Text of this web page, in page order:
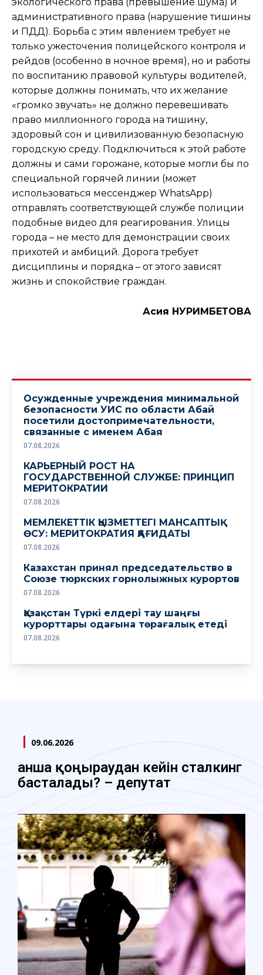
административного права (нарушение тишины
и ПДД). Борьба с этим явлением требует не
только ужесточения полицейского контроля и
рейдов (особенно в ночное время), но и работы
по воспитанию правовой культуры водителей,
которые должны понимать, что их желание
«громко звучать» не должно перевешивать
право миллионного города на тишину,
здоровый сон и цивилизованную безопасную
городскую среду. Подключиться к этой работе
должны и сами горожане, которые могли бы по
специальной горячей линии (может
использоваться мессенджер WhatsApp)
отправлять соответствующей службе полиции
подобные видео для реагирования. Улицы
города – не место для демонстрации своих
прихотей и амбиций. Дорога требует
дисциплины и порядка – от этого зависят
жизнь и спокойствие граждан.
Асия НУРИМБЕТОВА
Осужденные учреждения минимальной
безопасности УИС по области Абай
посетили достопримечательности,
связанные с именем Абая
07.08.2026
КАРЬЕРНЫЙ РОСТ НА
ГОСУДАРСТВЕННОЙ СЛУЖБЕ: ПРИНЦИП
МЕРИТОКРАТИИ
07.08.2026
МЕМЛЕКЕТТІК ҚЫЗМЕТТЕГІ МАНСАПТЫҚ
ӨСУ: МЕРИТОКРАТИЯ ҚАҒИДАТЫ
07.08.2026
Казахстан принял председательство в
Союзе тюркских горнолыжных курортов
07.08.2026
Қазақстан Түркі елдері тау шаңғы
курорттары одағына төрағалық етеді
07.08.2026